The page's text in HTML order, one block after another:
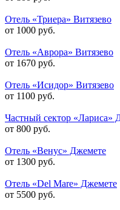
Отель «Триера» Витязево
от 1000 руб.
Отель «Аврора» Витязево
от 1670 руб.
Отель «Исидор» Витязево
от 1100 руб.
Частный сектор «Лариса»
от 800 руб.
Отель «Венус» Джемете
от 1300 руб.
Отель «Del Mare» Джемете
от 5500 руб.